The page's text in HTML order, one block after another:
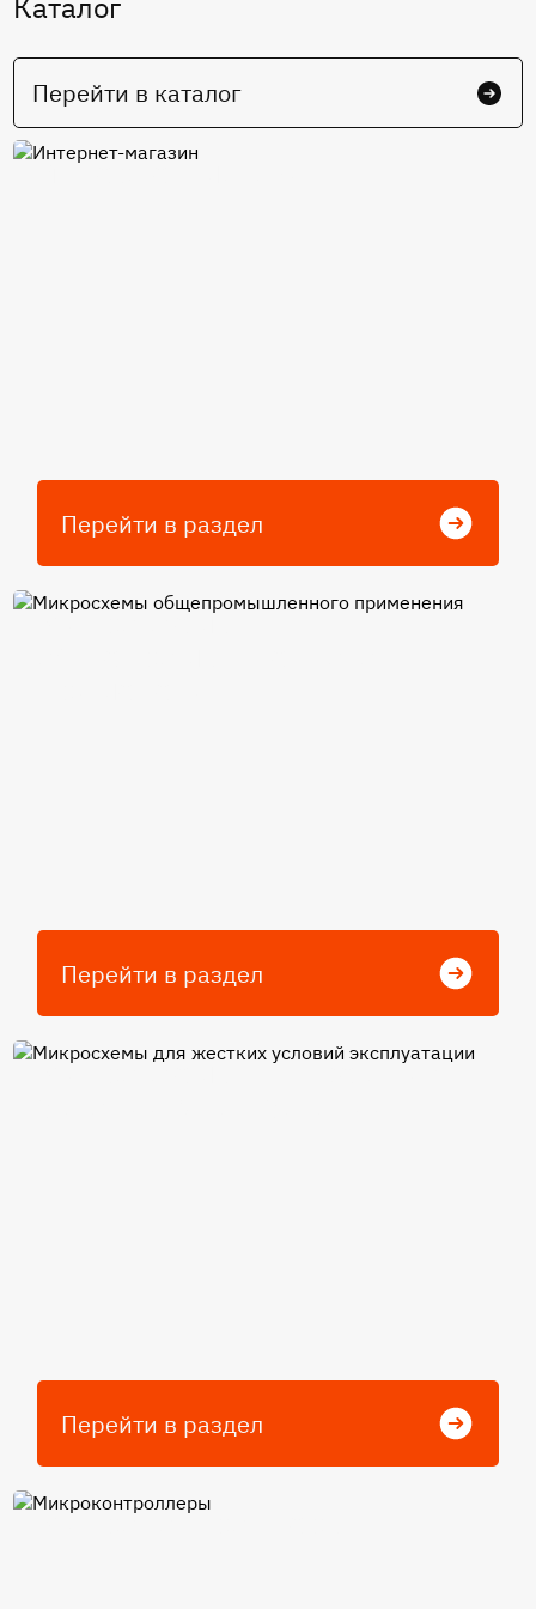
Перейти в каталог
Интернет-магазин
Перейти в раздел
Микросхемы
Перейти в раздел
Микросхемы для жестких
Перейти в раздел
Микроконтроллеры